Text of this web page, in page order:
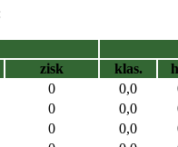
zisk klas.
0 0,0
0 0,0
0 0,0